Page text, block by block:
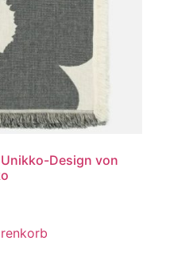
Design von